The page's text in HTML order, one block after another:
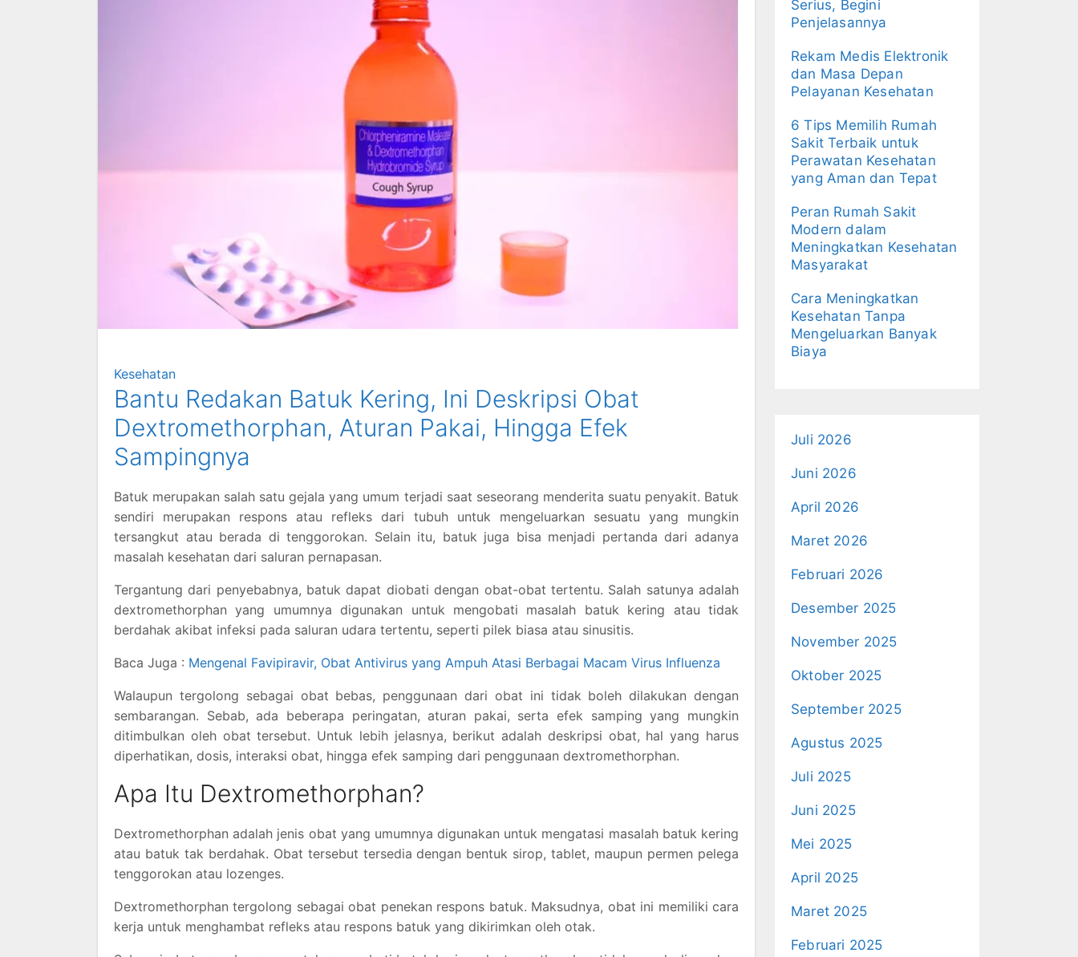
Kesehatan
Bantu Redakan Batuk Kering, Ini Deskripsi Obat
Dextromethorphan, Aturan Pakai, Hingga Efek
Sampingnya
Batuk merupakan salah satu gejala yang umum terjadi saat seseorang menderita suatu penyakit. Batuk
sendiri merupakan respons atau refleks dari tubuh untuk mengeluarkan sesuatu yang mungkin
tersangkut atau berada di tenggorokan. Selain itu, batuk juga bisa menjadi pertanda dari adanya
masalah kesehatan dari saluran pernapasan.
Tergantung dari penyebabnya, batuk dapat diobati dengan obat-obat tertentu. Salah satunya adalah
dextromethorphan yang umumnya digunakan untuk mengobati masalah batuk kering atau tidak
berdahak akibat infeksi pada saluran udara tertentu, seperti pilek biasa atau sinusitis.
Baca Juga : Mengenal Favipiravir, Obat Antivirus yang Ampuh Atasi Berbagai Macam Virus Influenza
Walaupun tergolong sebagai obat bebas, penggunaan dari obat ini tidak boleh dilakukan dengan
sembarangan. Sebab, ada beberapa peringatan, aturan pakai, serta efek samping yang mungkin
ditimbulkan oleh obat tersebut. Untuk lebih jelasnya, berikut adalah deskripsi obat, hal yang harus
diperhatikan, dosis, interaksi obat, hingga efek samping dari penggunaan dextromethorphan.
Apa Itu Dextromethorphan?
Dextromethorphan adalah jenis obat yang umumnya digunakan untuk mengatasi masalah batuk kering
atau batuk tak berdahak. Obat tersebut tersedia dengan bentuk sirop, tablet, maupun permen pelega
tenggorokan atau lozenges.
Dextromethorphan tergolong sebagai obat penekan respons batuk. Maksudnya, obat ini memiliki cara
kerja untuk menghambat refleks atau respons batuk yang dikirimkan oleh otak.
Serius, Begini
Penjelasannya
Rekam Medis Elektronik
dan Masa Depan
Pelayanan Kesehatan
6 Tips Memilih Rumah
Sakit Terbaik untuk
Perawatan Kesehatan
yang Aman dan Tepat
Peran Rumah Sakit
Modern dalam
Meningkatkan Kesehatan
Masyarakat
Cara Meningkatkan
Kesehatan Tanpa
Mengeluarkan Banyak
Biaya
Juli 2026
Juni 2026
April 2026
Maret 2026
Februari 2026
Desember 2025
November 2025
Oktober 2025
September 2025
Agustus 2025
Juli 2025
Juni 2025
Mei 2025
April 2025
Maret 2025
Februari 2025